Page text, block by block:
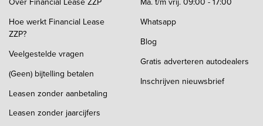
Hoe werkt Financial Lease
ZZP?
Veelgestelde vragen
(Geen) bijtelling betalen
Leasen zonder aanbetaling
Leasen zonder jaarcijfers
Whatsapp
Blog
Gratis adverteren autodealers
Inschrijven nieuwsbrief